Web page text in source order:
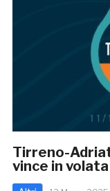
Tirreno-
vince in volata